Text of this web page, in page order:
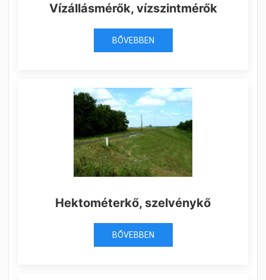
Vízállásmérők, vízszintmérők
BŐVEBBEN
Hektométerkő, szelvénykő
BŐVEBBEN